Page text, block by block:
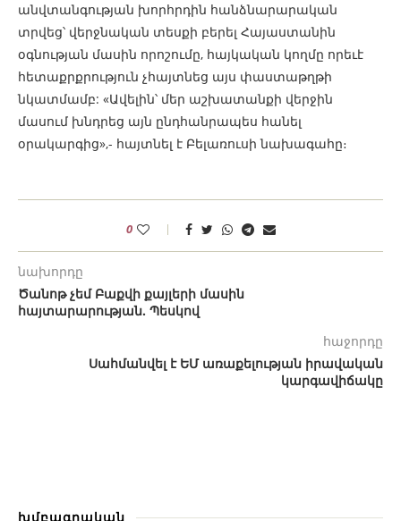
անվտանգության խորհրդին հանձնարարական
տրվեց՝ վերջնական տեսքի բերել Հայաստանին
օգնության մասին որոշումը, հայկական կողմը որեւէ
հետաքրքրություն չհայտնեց այս փաստաթղթի
նկատմամբ: «Ավելին՝ մեր աշխատանքի վերջին
մասում խնդրեց այն ընդհանրապես հանել
օրակարգից»,- հայտնել է Բելառուսի նախագահը։
0
նախորդը
Ծանոթ չեմ Բաքվի քայլերի մասին
հայտարարության. Պեսկով
հաջորդը
Սահմանվել է ԵՄ առաքելության իրավական
կարգավիճակը
խմբագրական